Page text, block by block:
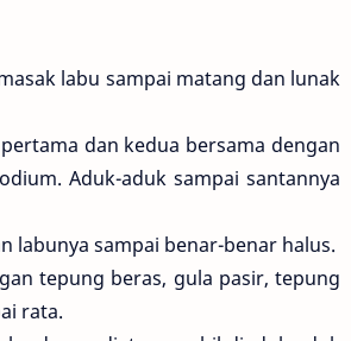
labu sampai matang dan lunak
dan kedua bersama dengan
Aduk-aduk sampai santannya
labunya sampai benar-benar halus.
tepung beras, gula pasir, tepung
rata.